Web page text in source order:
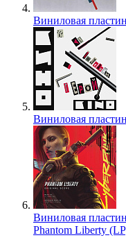
Виниловая
Виниловая
Виниловая
Phantom Liberty